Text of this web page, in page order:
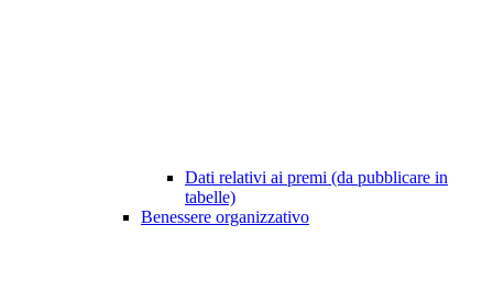
Dati relativi ai premi (da pubblicare in
tabelle)
Benessere organizzativo